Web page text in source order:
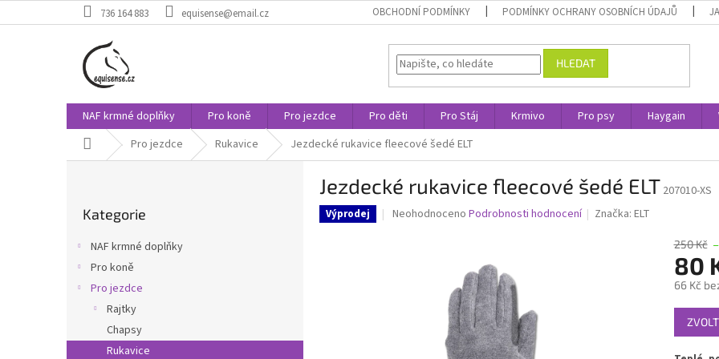
na
736 164 883 equisense@email.cz OBCHODNÍ PODMÍNKY PODMÍNKY OCHRANY OSOBNÍCH ÚDAJŮ
HLEDAT
NAF krmné doplňky Pro koně Pro jezdce Pro děti Pro Stáj Krmivo Pro psy Haygain
Domů Pro jezdce Rukavice Jezdecké rukavice fleecové šedé ELT
a
kategorie
Kategorie
NAF krmné doplňky
Pro koně
Pro jezdce
Rajtky
Chapsy
Rukavice
Jezdecké rukavice fleecové šedé ELT 207010-XS
Výprodej
Průměrné
Neohodnoceno Podrobnosti hodnocení Značka:ELT
250 Kč
80
66 Kč
Měrná
cena: